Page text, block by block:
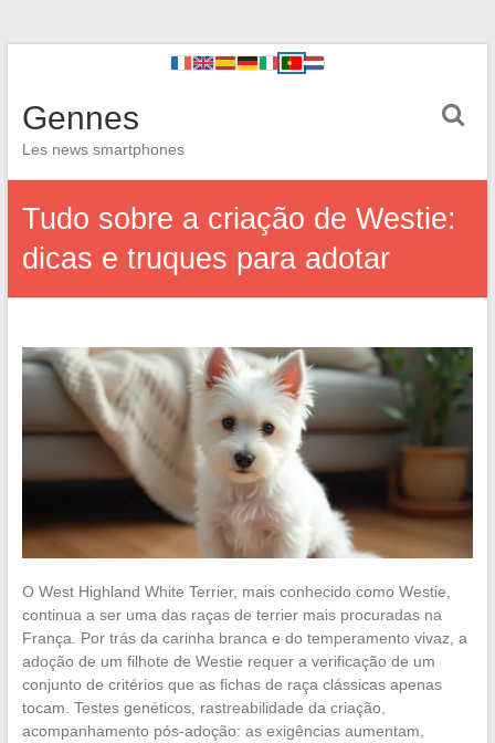
Gennes
Les news smartphones
Tudo sobre a criação de Westie:
dicas e truques para adotar
O West Highland White Terrier, mais conhecido como Westie,
continua a ser uma das raças de terrier mais procuradas na
França. Por trás da carinha branca e do temperamento vivaz, a
adoção de um filhote de Westie requer a verificação de um
conjunto de critérios que as fichas de raça clássicas apenas
tocam. Testes genéticos, rastreabilidade da criação,
acompanhamento pós-adoção: as exigências aumentam,